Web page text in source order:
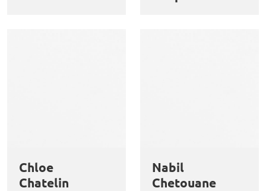
Chloe
Chatelin
Nabil
Chetouane